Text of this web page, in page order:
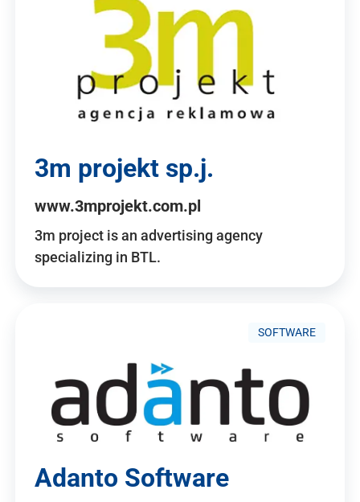
3m projekt sp.j.
www.3mprojekt.com.pl
3m project is an advertising agency
specializing in BTL.
SOFTWARE
Adanto Software